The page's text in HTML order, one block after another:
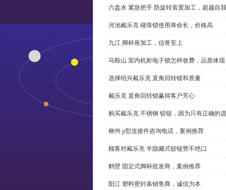
六盘水 紧急把手 防旋转装置加工，超越自我
河池戴乐克 碰珠锁使用寿命长，价格高
九江 脚杯座加工，信誉至上
马鞍山 室内机柜电子锁怎样收费，品质体现
选择绍兴戴乐克 直角回转锁和质量
戴乐克 直角回转锁赢得客户芳心
购买戴乐克 不锈钢 铰链，因为只有正确的
柳州 p型连接件咨询电话，案例推荐
顾客对戴乐克 半隐藏式铰链赞不绝口
鹤壁 固定式脚杯批发商，案例推荐
阳江 塑料密封条销售商，诚信为本